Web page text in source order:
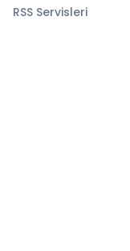
RSS Servisleri